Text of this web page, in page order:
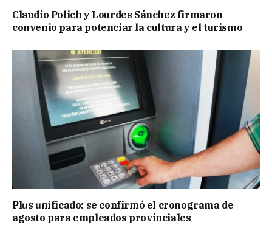
Claudio Polich y Lourdes Sánchez firmaron
convenio para potenciar la cultura y el turismo
Plus unificado: se confirmó el cronograma de
agosto para empleados provinciales